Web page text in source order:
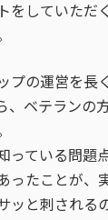
をしていただ
プの運営を長
、ベテランの
っている問題
ったことが、
ッと刺される